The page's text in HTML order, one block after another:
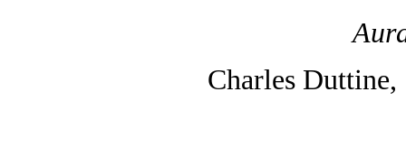
Charles Duttine,